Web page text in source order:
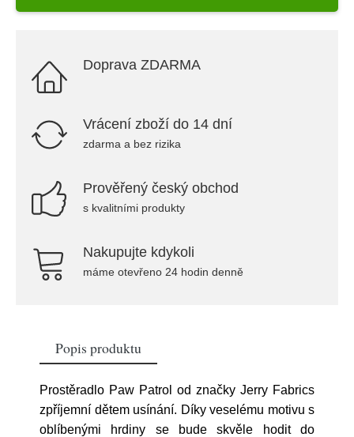
Doprava ZDARMA
Vrácení zboží do 14 dní
zdarma a bez rizika
Prověřený český obchod
s kvalitními produkty
Nakupujte kdykoli
máme otevřeno 24 hodin denně
Popis produktu
Prostěradlo Paw Patrol od značky Jerry Fabrics
zpříjemní dětem usínání. Díky veselému motivu s
oblíbenými hrdiny se bude skvěle hodit do